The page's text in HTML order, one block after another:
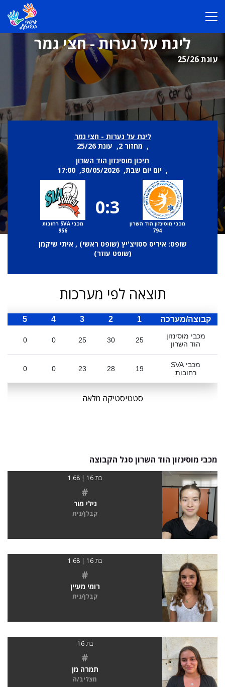
ליגת על נערות - חצי גמר
עונת 25/26
ליגת על נערות - חצי גמר
, מחזור 2, עונת 25/26
תיכון מוסינזון הוד השרון
, יום יום שבת, 30/05/2026, 17:00
מכבי מוסינזון הוד השרון
794
0:3
מכבי SVA רחובות
956
שופט: איריס סטויצ'יץ (שופט ראשי) , איתי שיקמן
(שופט עוזר)
תוצאה לפי מערכות
קבוצה/מערכה 1
2
3
4
5
מכבי מוסינזון
הוד השרון
25
30
25
0
0
מכבי SVA
רחובות
19
28
23
0
0
סטטיסטיקה מלאה
מכבי מוסינזון הוד השרון סגל הקבוצה
בת 16 | 1.68
#
גילי מור
קבלן/נית
בת 16 | 1.68
#
רומי מעיין
קבלן/נית
בת 16
#
תמרה מן
מצליב/ה